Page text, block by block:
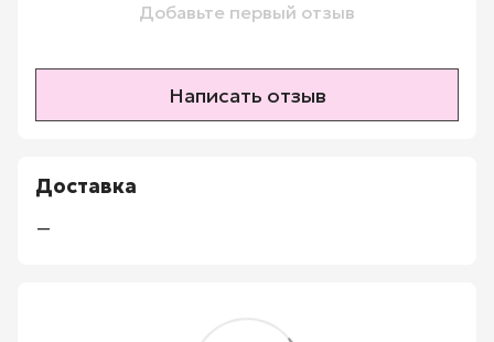
Добавьте первый отзыв
Написать отзыв
Доставка